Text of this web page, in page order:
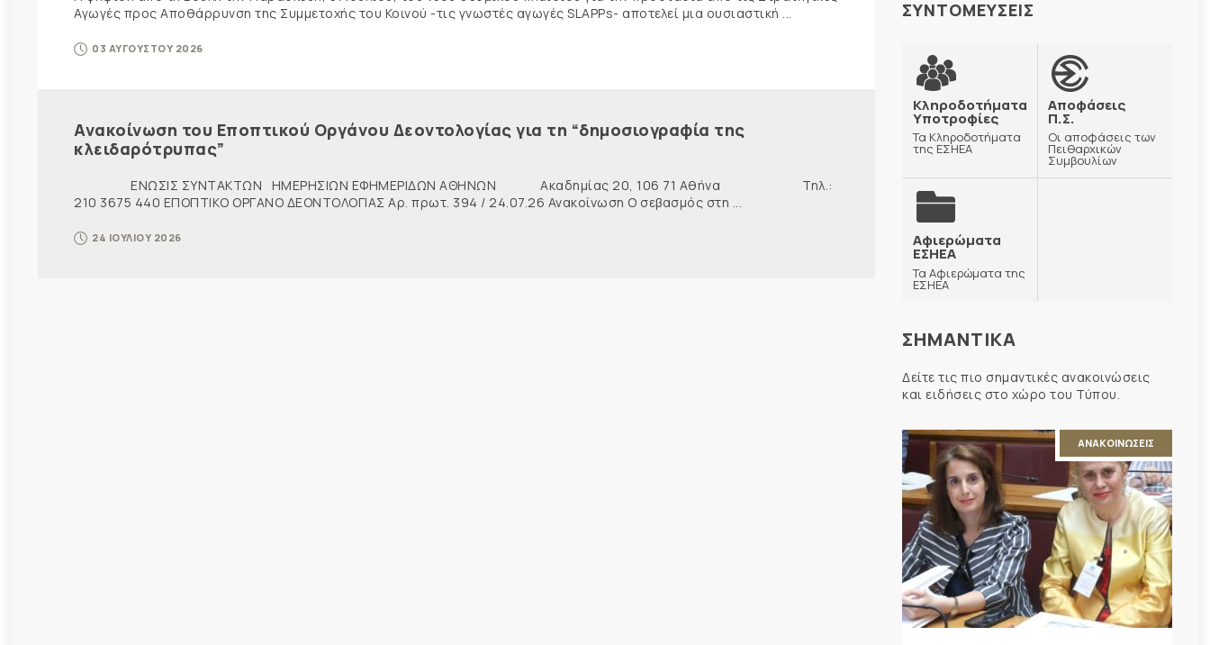
Αγωγές προς Αποθάρρυνση της Συμμετοχής του Κοινού -τις γνωστές αγωγές SLAPPs- αποτελεί μια ουσιαστική ...
03 ΑΥΓΟΥΣΤΟΥ 2026
Ανακοίνωση του Εποπτικού Οργάνου Δεοντολογίας για τη “δημοσιογραφία της
κλειδαρότρυπας”
ΕΝΩΣΙΣ ΣΥΝΤΑΚΤΩΝ ΗΜΕΡΗΣΙΩΝ ΕΦΗΜΕΡΙΔΩΝ ΑΘΗΝΩΝ Ακαδημίας 20, 106 71 Αθήνα Τηλ.:
210 3675 440 ΕΠΟΠΤΙΚΟ ΟΡΓΑΝΟ ΔΕΟΝΤΟΛΟΓΙΑΣ Αρ. πρωτ. 394 / 24.07.26 Ανακοίνωση Ο σεβασμός στη ...
24 ΙΟΥΛΙΟΥ 2026
ΣΥΝΤΟΜΕΥΣΕΙΣ
Κληροδοτήματα
Υποτροφίες
Τα Κληροδοτήματα
της ΕΣΗΕΑ
Αποφάσεις
Π.Σ.
Οι αποφάσεις των
Πειθαρχικών
Συμβουλίων
Αφιερώματα
ΕΣΗΕΑ
Τα Αφιερώματα της
ΕΣΗΕΑ
ΣΗΜΑΝΤΙΚΑ
Δείτε τις πιο σημαντικές ανακοινώσεις
και ειδήσεις στο χώρο του Τύπου.
ΑΝΑΚΟΙΝΩΣΕΙΣ